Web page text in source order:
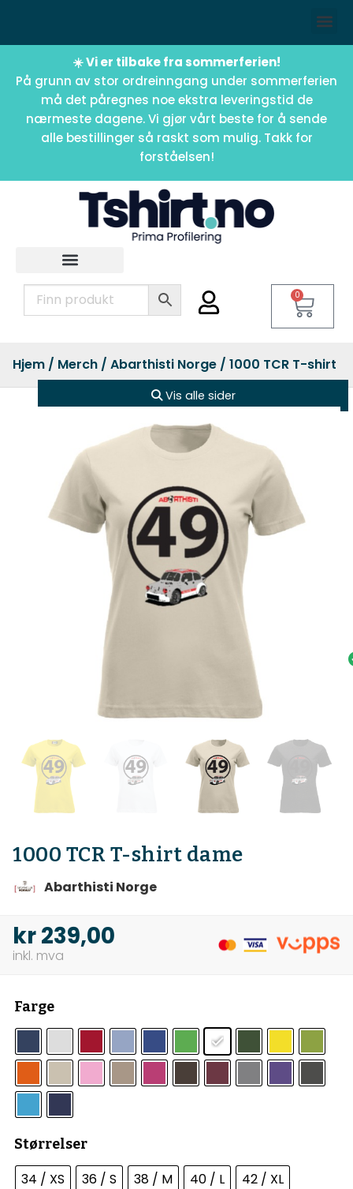
☀️ Vi er tilbake fra sommerferien!
På grunn av stor ordreinngang under sommerferien
må det påregnes noe ekstra leveringstid de
nærmeste dagene. Vi gjør vårt beste for å sende
alle bestillinger så raskt som mulig. Takk for
forståelsen!
0
Hjem / Merch / Abarthisti Norge / 1000 TCR T-shirt
Vis alle sider
1000 TCR T-shirt dame
Abarthisti Norge
kr239,00
Farge
Størrelser
34 / XS 36 / S 38 / M 40 / L
42 / XL